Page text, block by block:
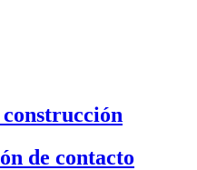
de contacto